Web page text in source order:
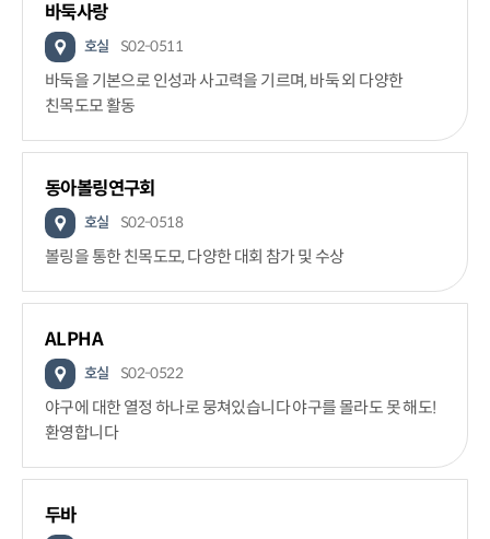
바둑사랑
호실 S02-0511
바둑을 기본으로 인성과 사고력을 기르며, 바둑 외 다양한
친목도모 활동
동아볼링연구회
호실 S02-0518
볼링을 통한 친목도모, 다양한 대회 참가 및 수상
ALPHA
호실 S02-0522
야구에 대한 열정 하나로 뭉쳐있습니다 야구를 몰라도 못 해도!
환영합니다
두바